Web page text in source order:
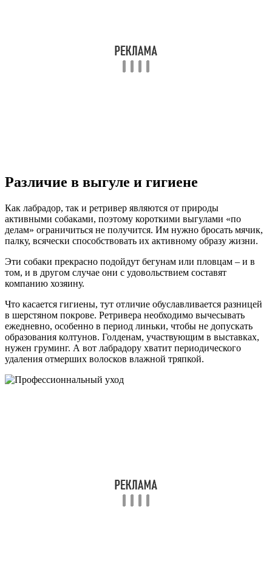
Различие в выгуле и гигиене
Как лабрадор, так и ретривер являются от природы
активными собаками, поэтому короткими выгулами «по
делам» ограничиться не получится. Им нужно бросать мячик,
палку, всячески способствовать их активному образу жизни.
Эти собаки прекрасно подойдут бегунам или пловцам – и в
том, и в другом случае они с удовольствием составят
компанию хозяину.
Что касается гигиены, тут отличие обуславливается разницей
в шерстяном покрове. Ретривера необходимо вычесывать
ежедневно, особенно в период линьки, чтобы не допускать
образования колтунов. Голденам, участвующим в выставках,
нужен груминг. А вот лабрадору хватит периодического
удаления отмерших волосков влажной тряпкой.